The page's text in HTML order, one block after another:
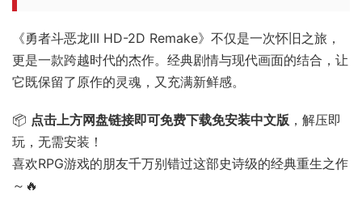
《勇者斗恶龙III HD-2D Remake》不仅是一次怀旧之旅，
更是一款跨越时代的杰作。经典剧情与现代画面的结合，让
它既保留了原作的灵魂，又充满新鲜感。
📦 点击上方网盘链接即可免费下载免安装中文版 ，解压即
玩，无需安装！
喜欢RPG游戏的朋友千万别错过这部史诗级的经典重生之作
～🔥